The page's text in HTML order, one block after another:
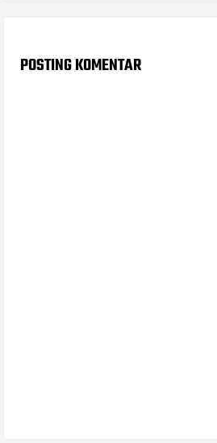
POSTING KOMENTAR